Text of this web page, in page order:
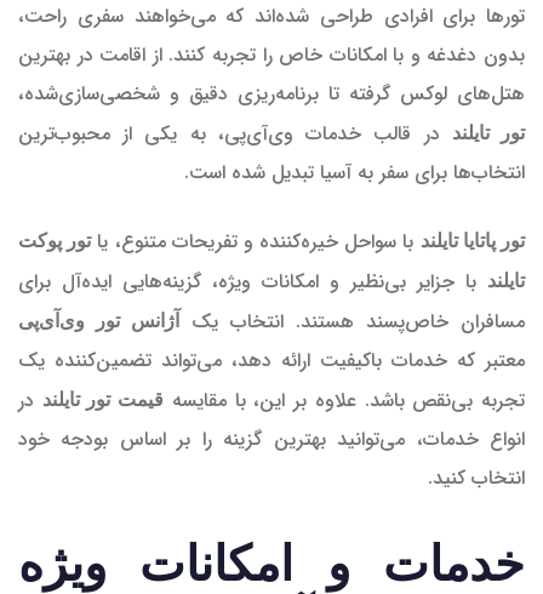
تورها برای افرادی طراحی شده‌اند که می‌خواهند سفری راحت،
بدون دغدغه و با امکانات خاص را تجربه کنند. از اقامت در بهترین
هتل‌های لوکس گرفته تا برنامه‌ریزی دقیق و شخصی‌سازی‌شده،
تور تایلند
در قالب خدمات وی‌آی‌پی، به یکی از محبوب‌ترین
انتخاب‌ها برای سفر به آسیا تبدیل شده است.
تور پاتایا تایلند با سواحل خیره‌کننده و تفریحات متنوع، یاتور پوکت
تایلند با جزایر بی‌نظیر و امکانات ویژه، گزینه‌هایی ایده‌آل برای
مسافران خاص‌پسند هستند. انتخاب یک
آژانس تور وی‌آی‌پی
معتبر که خدمات باکیفیت ارائه دهد، می‌تواند تضمین‌کننده یک
تجربه بی‌نقص باشد. علاوه بر این، با مقایسه قیمت تور تایلند در
انواع خدمات، می‌توانید بهترین گزینه را بر اساس بودجه خود
انتخاب کنید.
خدمات و امکانات ویژه